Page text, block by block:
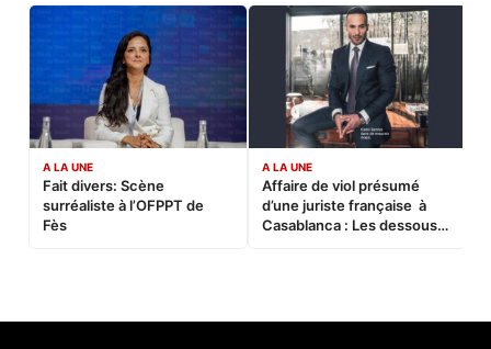
A LA UNE
Fait divers: Scène
surréaliste à l’OFPPT de
Fès
A LA UNE
Affaire de viol présumé
d’une juriste française à
Casablanca : Les dessous